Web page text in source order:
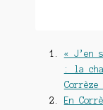
« J’en
: la
En